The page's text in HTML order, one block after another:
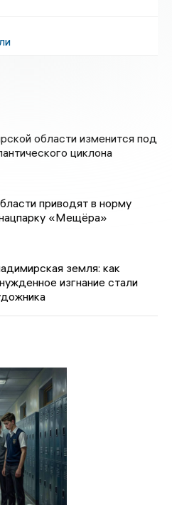
области изменится под
циклона
приводят в норму
«Мещёра»
земля: как
изгнание стали